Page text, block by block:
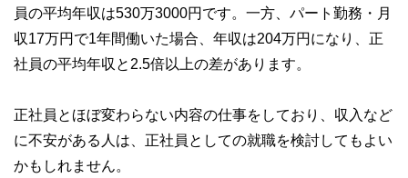
員の平均年収は530万3000円です。一方、パート勤務・月
収17万円で1年間働いた場合、年収は204万円になり、正
社員の平均年収と2.5倍以上の差があります。
正社員とほぼ変わらない内容の仕事をしており、収入など
に不安がある人は、正社員としての就職を検討してもよい
かもしれません。